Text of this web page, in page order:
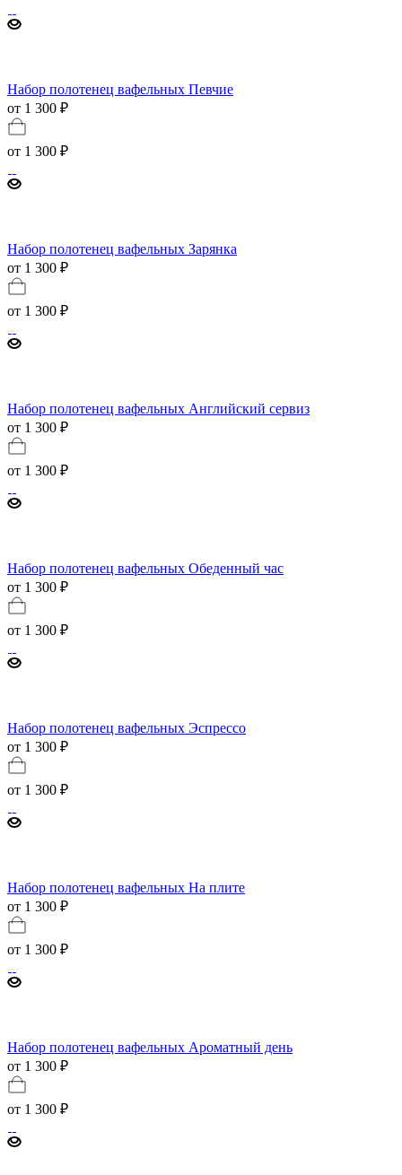
Набор полотенец вафельных Певчие
от 1 300 ₽
от 1 300 ₽
Набор полотенец вафельных Зарянка
от 1 300 ₽
от 1 300 ₽
Набор полотенец вафельных Английский сервиз
от 1 300 ₽
от 1 300 ₽
Набор полотенец вафельных Обеденный час
от 1 300 ₽
от 1 300 ₽
Набор полотенец вафельных Эспрессо
от 1 300 ₽
от 1 300 ₽
Набор полотенец вафельных На плите
от 1 300 ₽
от 1 300 ₽
Набор полотенец вафельных Ароматный день
от 1 300 ₽
от 1 300 ₽